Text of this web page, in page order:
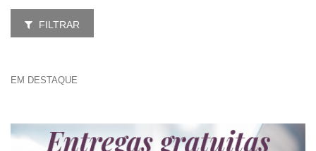
FILTRAR
EM DESTAQUE